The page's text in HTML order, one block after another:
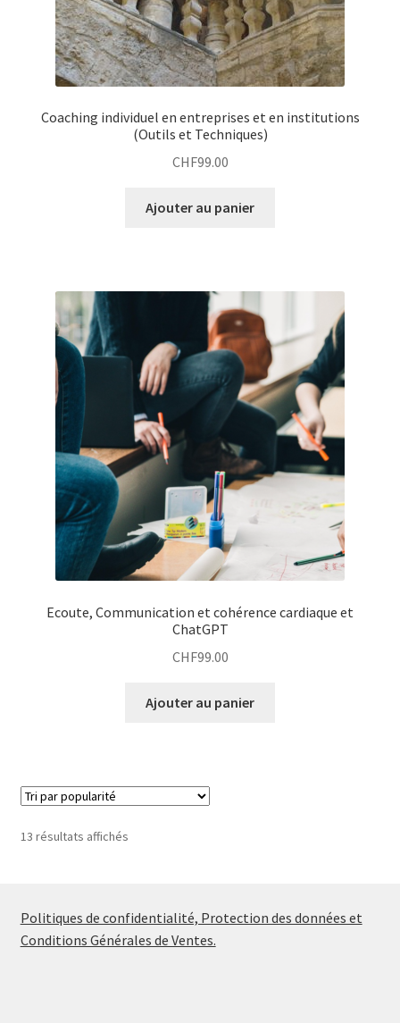
Coaching individuel en entreprises et en institutions
(Outils et Techniques)
CHF99.00
Ajouter au panier
Ecoute, Communication et cohérence cardiaque et
ChatGPT
CHF99.00
Ajouter au panier
13 résultats affichésTrié
Politiques de confidentialité, Protection des données et
Conditions Générales de Ventes.